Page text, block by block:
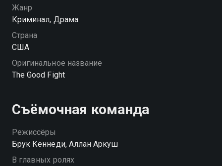
борьба вы можете совершенно бесплатно в
хорошем HD качестве на Смотрёшке
Жанр
Криминал, Драма
Страна
США
Оригинальное название
The Good Fight
Съёмочная команда
Режиссёры
Брук Кеннеди, Аллан Аркуш
В главных ролях